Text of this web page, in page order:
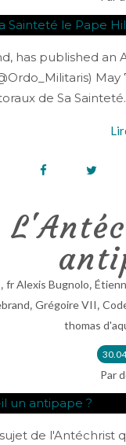
has published
de Sa
, fr Alexis Bugnolo,
, Grégoire VII,
thomas
Par
de l'Antéchrist